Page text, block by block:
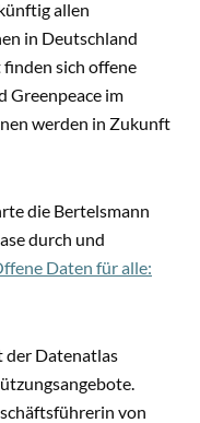
allen
in Deutschland
sich offene
Greenpeace im
werden in Zukunft
die Bertelsmann
durch und
Daten für alle:
der Datenatlas
von